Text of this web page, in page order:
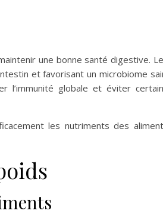
une bonne santé digestive.
et favorisant un microbiome
l’immunité globale et éviter
les nutriments des